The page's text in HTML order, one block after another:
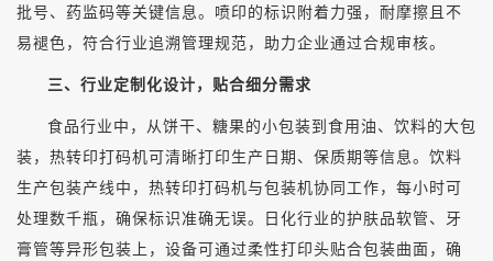
批号、药监码等关键信息。喷印的标识附着力强，耐摩擦且不
易褪色，符合行业追溯管理规范，助力企业通过合规审核。
三、行业定制化设计，贴合细分需求
食品行业中，
从饼干、糖果的小包装到食用油、饮料的大包
装，热转印打码机可清晰打印生产日期、保质期等信息。 饮料
生产包装产线 中 ， 热转印打码机与包装机协同工作，每小时可
处理数千瓶，确保标识准确无误。
日化行业的护肤品软管、牙
膏管等异形包装上，设备可通过柔性打印头贴合包装曲面，确